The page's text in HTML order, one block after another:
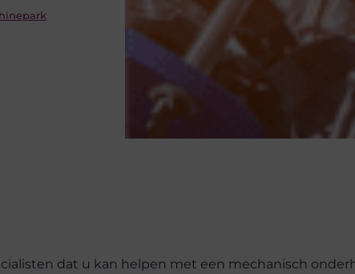
dat u kan helpen met een mechanisch